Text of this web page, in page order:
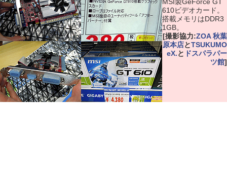
610ビデオカード。
搭載メモリはDDR3
1GB。
[撮影協力:ZOA 秋葉
原本店とTSUKUMO
eX.と ドスパラパー
ツ館]